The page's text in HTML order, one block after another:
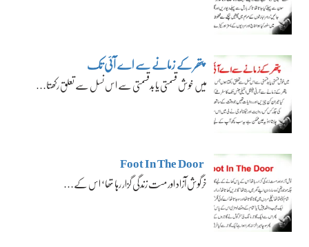
پتھر کے زمانے سے اے آئی تک
میں خوش قسمتی یا بدقسمتی سے اس نسل سے تعلق رکھتا…
Foot In The Door
خرگوش آزاد اور مست زندگی گزار رہا تھا‘ اس کے…